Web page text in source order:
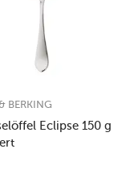
Eclipse 150 g
BERKING